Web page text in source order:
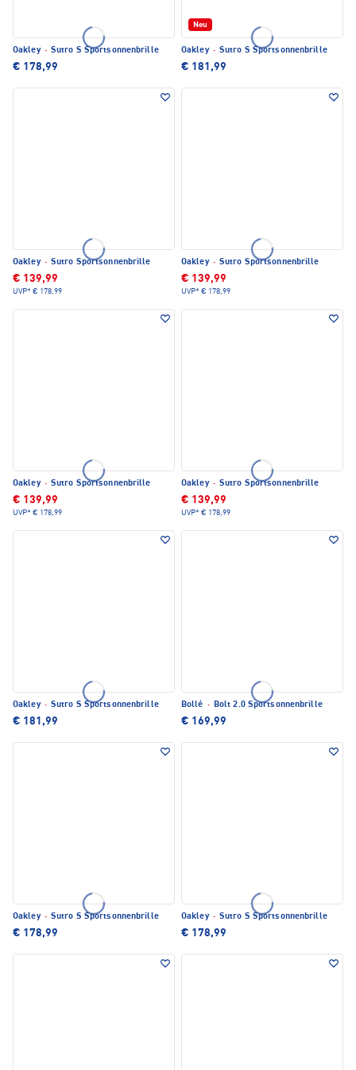
Oakley · Sutro S Sportsonnenbrille
€ 178,99
Neu
Oakley · Sutro S Sportsonnenbrille
€ 181,99
Oakley · Sutro Sportsonnenbrille
€ 139,99
UVP* € 178,99
Oakley · Sutro Sportsonnenbrille
€ 139,99
UVP* € 178,99
Oakley · Sutro Sportsonnenbrille
€ 139,99
UVP* € 178,99
Oakley · Sutro Sportsonnenbrille
€ 139,99
UVP* € 178,99
Oakley · Sutro S Sportsonnenbrille
€ 181,99
Bollé · Bolt 2.0 Sportsonnenbrille
€ 169,99
Oakley · Sutro S Sportsonnenbrille
€ 178,99
Oakley · Sutro S Sportsonnenbrille
€ 178,99